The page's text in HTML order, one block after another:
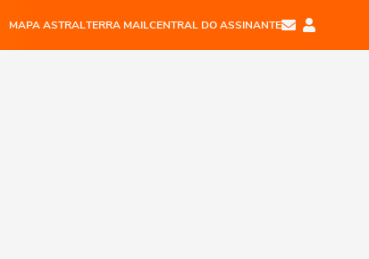
MAPA ASTRALTERRA MAILCENTRAL DO ASSINANTE